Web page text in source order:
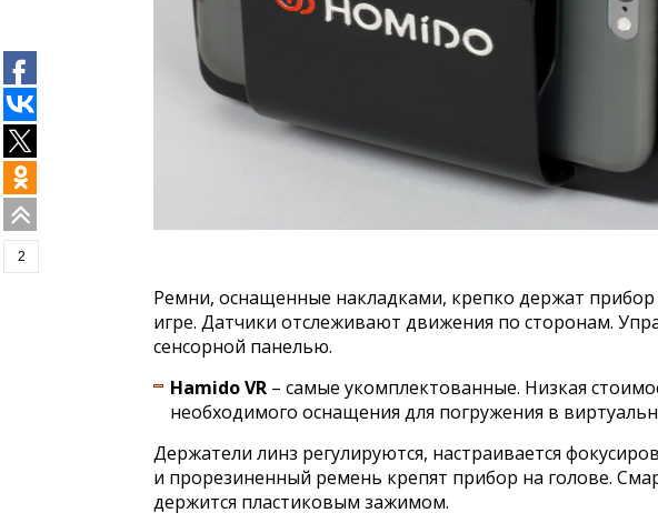
Ремни, оснащенные накладками, крепко держат
игре. Датчики отслеживают движения по сторонам.
сенсорной панелью.
Hamido VR – самые укомплектованные. Низкая
необходимого оснащения для погружения в
Держатели линз регулируются, настраивается
и прорезиненный ремень крепят прибор на голове.
держится пластиковым зажимом.
2